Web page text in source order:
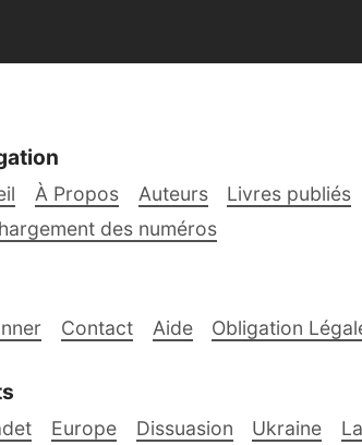
À Propos Auteurs Livres publiés
des numéros
Contact Aide Obligation
Europe Dissuasion Ukraine